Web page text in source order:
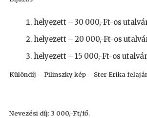
helyezett – 30 000,-Ft-os
helyezett – 20 000,-Ft-os
helyezett – 15 000,-Ft-os
Különdíj – Pilinszky kép – Ster Erika
Nevezési díj: 3 000,-Ft/fő.